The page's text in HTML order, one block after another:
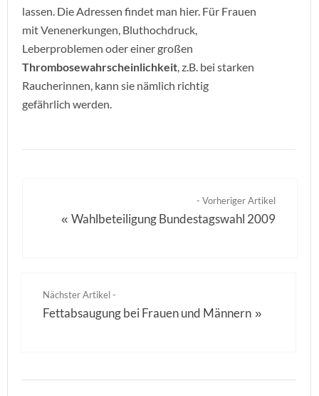
lassen. Die Adressen findet man hier. Für Frauen
mit Venenerkungen, Bluthochdruck,
Leberproblemen oder einer großen
Thrombosewahrscheinlichkeit, z.B. bei starken
Raucherinnen, kann sie nämlich richtig
gefährlich werden.
- Vorheriger Artikel
«Wahlbeteiligung Bundestagswahl 2009
Nächster Artikel -
Fettabsaugung bei Frauen und Männern »